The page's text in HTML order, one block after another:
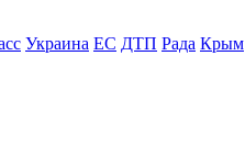
Украина ЕС ДТП Рада Крым